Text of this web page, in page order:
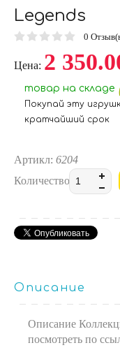
Legends
0
Цена: 2
товар на складе
Покупай эту
кратчайший срок
Артикл: 6204
Количество:
Описание
Описание
посмотреть по